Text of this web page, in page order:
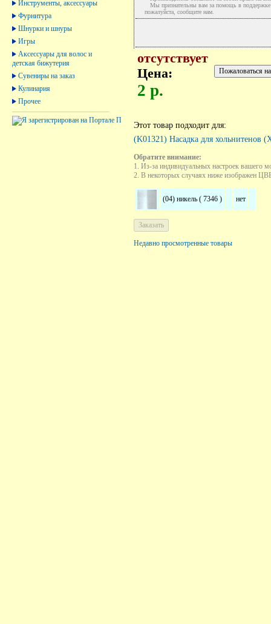
Инструменты, аксессуары
Фурнитура
Шнурки и шнуры
Игры
Аксессуары для волос и
детская бижутерия
Сувениры на заказ
Кулинария
Прочее
Мы признательны вам за помощь в поддержке
пожалуйста, сообщите нам.
отсутствует
Цена:
2 р.
Этот товар подходит для:
(K01321) Насадка для хольнитенов
Обратите внимание:
1. Из-за индивидуальных настроек вашего
2. В некоторых случаях ниже изображен
(04) никель ( 7346 ) нет
Недавно просмотренные товары